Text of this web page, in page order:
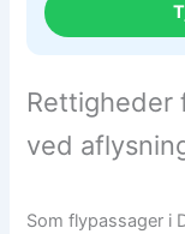
Rettigheder
ved
Som flypassager i